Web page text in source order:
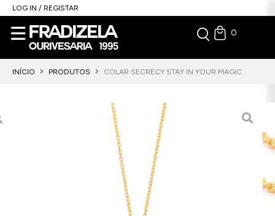
LOG IN / REGISTAR
0
INÍCIO PRODUTOS COLAR SECRECY STAY IN YOUR MAGIC